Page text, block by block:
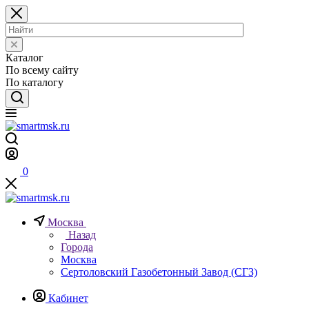
Каталог
По всему сайту
По каталогу
0
Москва
Назад
Города
Москва
Сертоловский Газобетонный Завод (СГЗ)
Кабинет